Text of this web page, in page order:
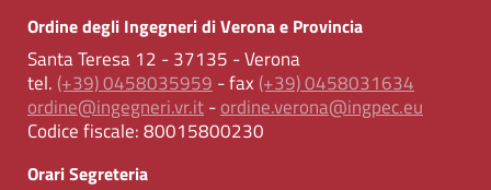
Ordine degli Ingegneri di Verona e Provincia
Santa Teresa 12 - 37135 - Verona
tel. (+39) 0458035959 - fax (+39) 0458031634
ordine@ingegneri.vr.it-ordine.verona@ingpec.eu
Codice fiscale:80015800230
Orari Segreteria